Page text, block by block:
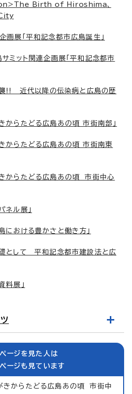
Birth of Hiroshima、
画展「平和記念都市広島誕生」
ミット関連企画展「平和記念都市
!! 近代以降の伝染病と広島の歴
からたどる広島あの頃 市街南部」
からたどる広島あの頃 市街南東
からたどる広島あの頃 市街中心
ネル展」
における豊かさと働き方」
として 平和記念都市建設法と広
料展」
ージを見た人は
ージも見ています
きからたどる広島あの頃 市街中